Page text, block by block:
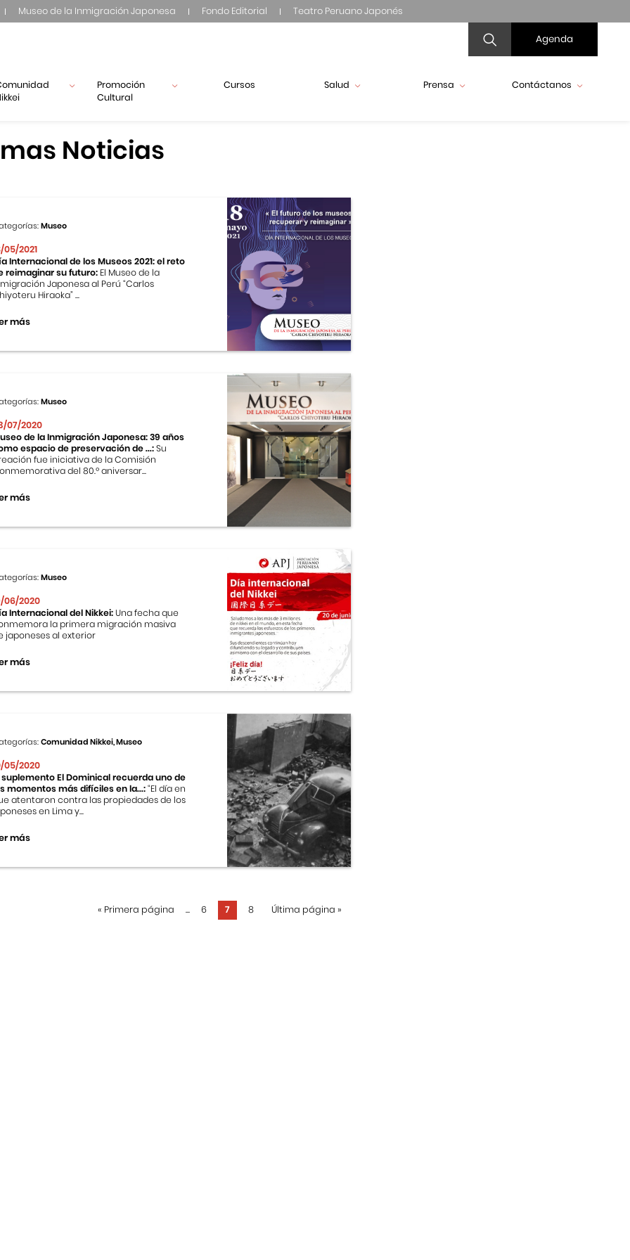
Museo de la Inmigración Japonesa Fondo Editorial Teatro Peruano Japonés
Agenda
Promoción
Cultural
Cursos Salud Prensa Contáctanos
Noticias
Museo
05/2021
Internacional de los Museos 2021: el reto
reimaginar su futuro: El Museo de la
Japonesa al Perú “Carlos
Hiraoka” ...
más
Museo
07/2020
de la Inmigración Japonesa: 39 años
espacio de preservación de ...:Su
fue iniciativa de la Comisión
del 80.º aniversar...
más
Museo
06/2020
Internacional del Nikkei:Una fecha que
la primera migración masiva
japoneses al exterior
más
Comunidad Nikkei, Museo
05/2020
suplemento El Dominical recuerda uno de
momentos más difíciles en la...:“El día en
atentaron contra las propiedades de los
en Lima y...
más
« Primera página ... 6 7 8 Última página »